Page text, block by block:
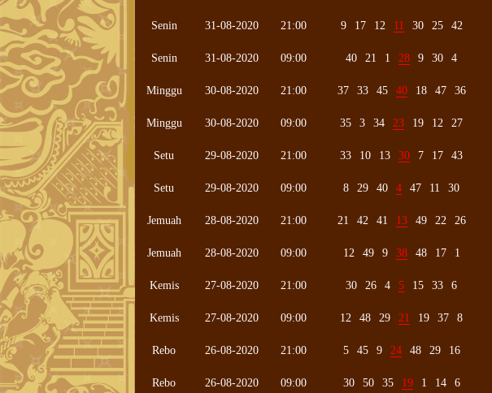
Senin 31-08-2020 21:00 9 17 12 11 30 25 42
Senin 31-08-2020 09:00 40 21 1 28 9 30 4
Minggu 30-08-2020 21:00 37 33 45 40 18 47 36
Minggu 30-08-2020 09:00 35 3 34 23 19 12 27
Setu 29-08-2020 21:00 33 10 13 30 7 17 43
Setu 29-08-2020 09:00 8 29 40 4 47 11 30
Jemuah 28-08-2020 21:00 21 42 41 13 49 22 26
Jemuah 28-08-2020 09:00 12 49 9 38 48 17 1
Kemis 27-08-2020 21:00 30 26 4 5 15 33 6
Kemis 27-08-2020 09:00 12 48 29 21 19 37 8
Rebo 26-08-2020 21:00 5 45 9 24 48 29 16
Rebo 26-08-2020 09:00 30 50 35 19 1 14 6